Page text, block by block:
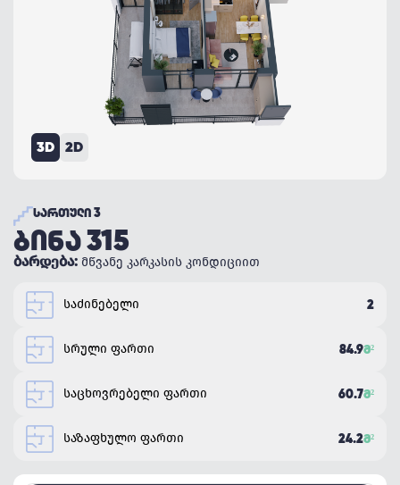
3D 2D
ᲡᲐᲠᲗᲣᲚᲘ 3
ᲑᲘᲜᲐ 315
ბარდება: მწვანე კარკასის კონდიციით
საძინებელი 2
სრული ფართი 84.9Მ²
საცხოვრებელი ფართი 60.7Მ²
საზაფხულო ფართი 24.2Მ²